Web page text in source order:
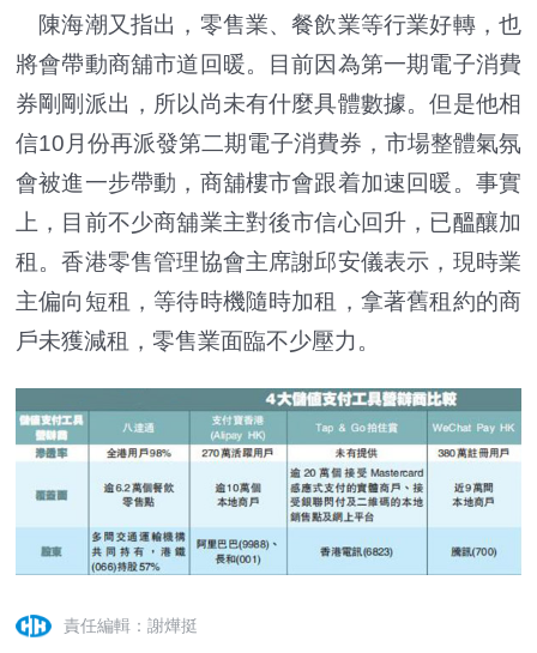
陳海潮又指出，零售業、餐飲業等行業好轉，也
將會帶動商舖市道回暖。目前因為第一期電子消費
券剛剛派出，所以尚未有什麼具體數據。但是他相
信10月份再派發第二期電子消費券，市場整體氣氛
會被進一步帶動，商舖樓市會跟着加速回暖。事實
上，目前不少商舖業主對後市信心回升，已醞釀加
租。香港零售管理協會主席謝邱安儀表示，現時業
主偏向短租，等待時機隨時加租，拿著舊租約的商
戶未獲減租，零售業面臨不少壓力。
責任編輯：謝燁挺